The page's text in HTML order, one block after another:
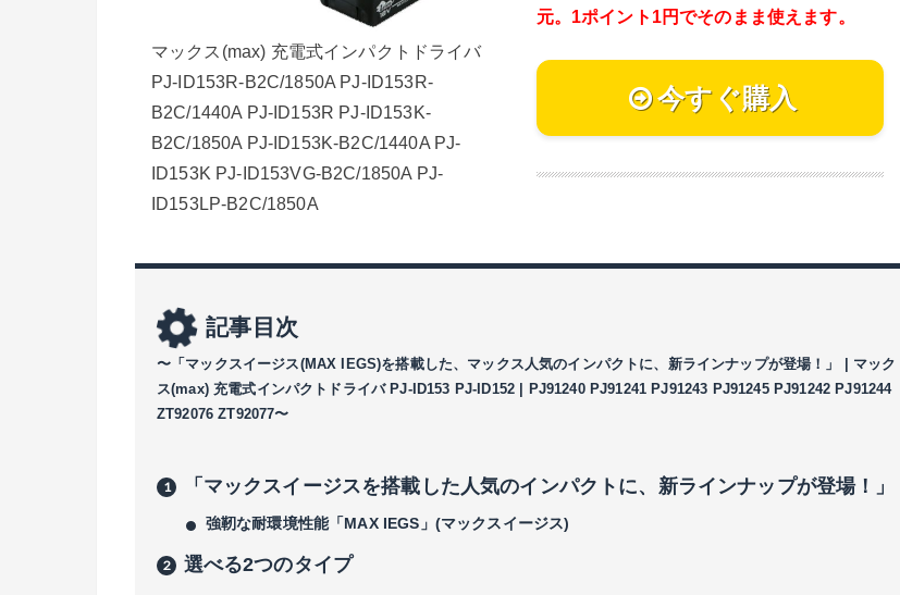
マックス(max) 充電式インパクトドライバ
PJ-ID153R-B2C/1850A PJ-ID153R-
B2C/1440A PJ-ID153R PJ-ID153K-
B2C/1850A PJ-ID153K-B2C/1440A PJ-
ID153K PJ-ID153VG-B2C/1850A PJ-
ID153LP-B2C/1850A
元。 1ポイント1円でそのまま使えます。
今すぐ購入
記事目次
〜「マックスイージス(MAX IEGS)を搭載した、マックス人気のインパクトに、新ラインナップが登場！」 | マック
ス(max) 充電式インパクトドライバ PJ-ID153 PJ-ID152 | PJ91240 PJ91241 PJ91243 PJ91245 PJ91242 PJ91244
ZT92076 ZT92077〜
「マックスイージスを搭載した人気のインパクトに、新ラインナップが登場！」
強靭な耐環境性能「MAX IEGS」(マックスイージス)
選べる2つのタイプ